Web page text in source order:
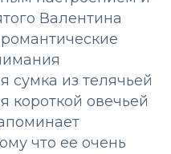
Валентина
сумка из телячьей
короткой овечьей
что ее очень